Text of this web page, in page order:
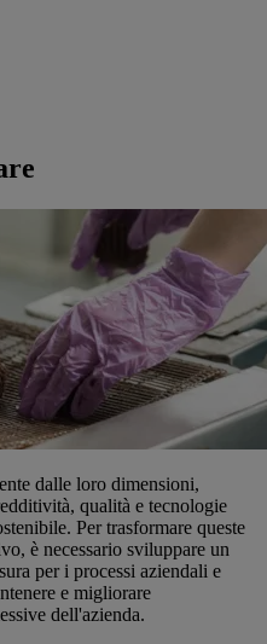
dalle loro dimensioni,
qualità e tecnologie
Per trasformare queste
è necessario sviluppare un
per i processi aziendali e
e migliorare
dell'azienda.